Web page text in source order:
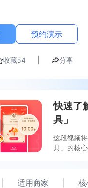
预约演示
收藏54 分享
快速了
具」
这段视频
具」的核
适用商家 核